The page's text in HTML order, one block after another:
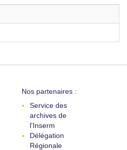
Nos partenaires :
Service des
archives de
l'Inserm
Délégation
Régionale